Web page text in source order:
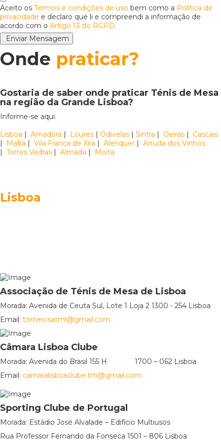
Aceito os Termos e condições de uso bem como a Política de
privacidade e declaro que li e compreendi a informação de
acordo com o Artigo 13 do RGPD.
Enviar Mensagem
Onde praticar?
Gostaria de saber onde praticar Ténis de Mesa
na região da Grande Lisboa?
Informe-se aqui.
Lisboa | Amadora | Loures | Odivelas | Sintra | Oeiras | Cascais
| Mafra | Vila Franca de Xira | Alenquer | Arruda dos Vinhos
| Torres Vedras | Almada | Moita
Lisboa
Associação de Ténis de Mesa de Lisboa
Morada: Avenida de Ceuta Sul, Lote 1 Loja 2 1300 - 254 Lisboa
Email: torneiosatml@gmail.com
Câmara Lisboa Clube
Morada: Avenida do Brasil 155 H 1700 – 062 Lisboa
Email: camaralisboaclube.tm@gmail.com
Sporting Clube de Portugal
Morada: Estádio José Alvalade – Edifício Multiusos
Rua Professor Fernando da Fonseca 1501 – 806 Lisboa